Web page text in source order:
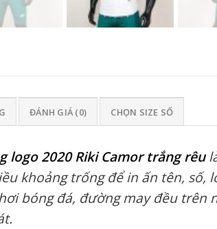
ĐÁNH GIÁ (0) CHỌN SIZE SỐ
logo 2020 Riki Camor trắng rêu
khoảng trống để in ấn tên,
bóng đá, đường may đều